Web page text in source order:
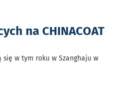
na CHINACOAT
się w tym roku w Szanghaju w